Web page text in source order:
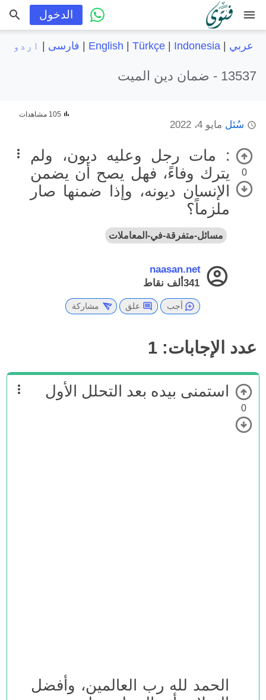
menu الدخول
عربي |
English Türkçe| Indonesia فارسی اردو
13537 - ضمان دين الميت
سُئل مايو 4، 2022
105 مشاهدات
0
: مات رجل وعليه ديون، ولم
يترك وفاءً، فهل يصح أن يضمن
الإنسان ديونه، وإذا ضمنها صار
ملزماً؟
مسائل-متفرقة-في-المعاملات
naasan.net
341ألف
نقاط
أجب علق مشاركة
عدد الإجابات: 1
0
استمنى بيده بعد التحلل الأول
الحمد لله رب العالمين، وأفضل